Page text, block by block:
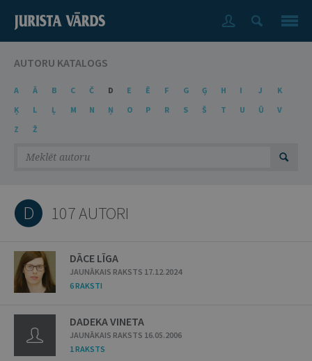
AUTORU KATALOGS
A Ā B C Č D E Ē F G Ģ H I J
K
Ķ
L Ļ M N Ņ O P R S Š T U Ū
V
Z
Ž
D 107 AUTORI
DĀCE LĪGA
JAUNĀKAIS RAKSTS 17.12.2024
6 RAKSTI
DADEKA VINETA
JAUNĀKAIS RAKSTS 16.05.2006
1 RAKSTS